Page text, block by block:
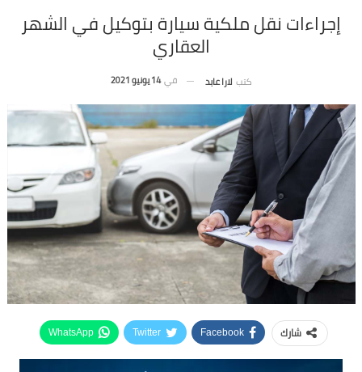
إجراءات نقل ملكية سيارة بتوكيل في الشهر
العقاري
كتب لارا عابد في 14 يونيو 2021
شارك Facebook
Twitter
WhatsApp